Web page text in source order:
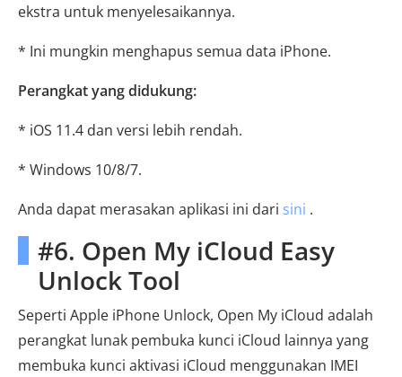
ekstra untuk menyelesaikannya.
* Ini mungkin menghapus semua data iPhone.
Perangkat yang didukung:
* iOS 11.4 dan versi lebih rendah.
* Windows 10/8/7.
Anda dapat merasakan aplikasi ini dari sini .
#6. Open My iCloud Easy
Unlock Tool
Seperti Apple iPhone Unlock, Open My iCloud adalah
perangkat lunak pembuka kunci iCloud lainnya yang
membuka kunci aktivasi iCloud menggunakan IMEI